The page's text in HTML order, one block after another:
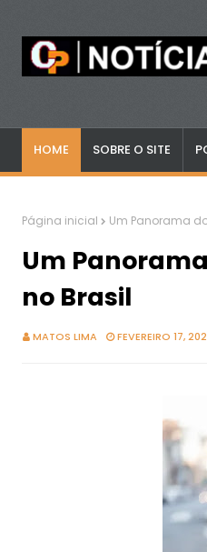
HOME SOBRE O SITE
Página inicial Um Panorama
Um
no Brasil
MATOS LIMA FEVEREIRO 17,